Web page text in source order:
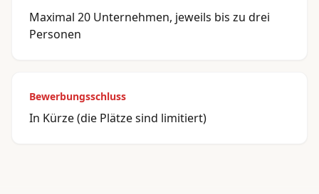
Maximal 20 Unternehmen, jeweils bis zu drei
Personen
Bewerbungsschluss
In Kürze (die Plätze sind limitiert)